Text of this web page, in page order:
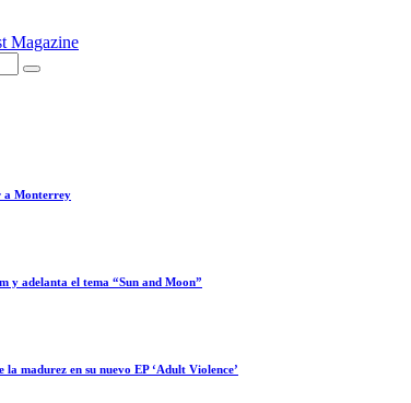
a Monterrey
y adelanta el tema “Sun and Moon”
madurez en su nuevo EP ‘Adult Violence’